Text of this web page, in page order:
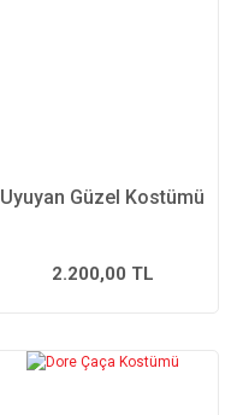
Uyuyan Güzel Kostümü
2.200,00 TL